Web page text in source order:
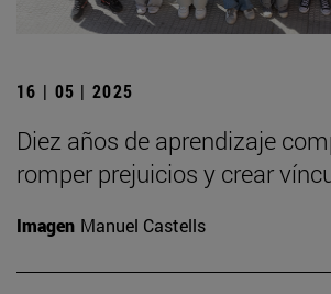
16 | 05 | 2025
Diez años de aprendizaje
romper prejuicios y crear
Imagen Manuel Castells